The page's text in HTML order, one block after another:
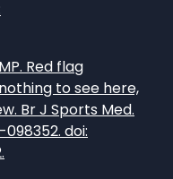
Red flag
to see here,
Br J Sports Med.
098352. doi: